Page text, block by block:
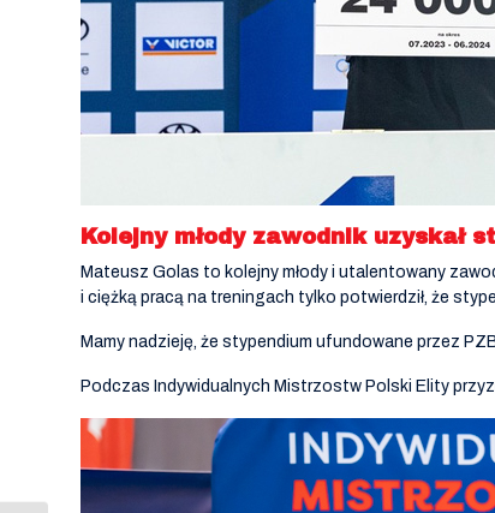
Kolejny młody zawodnik uzyskał
Mateusz Golas to kolejny młody i utalentowany
i ciężką pracą na treningach tylko potwierdził, że
Mamy nadzieję, że stypendium ufundowane przez
Podczas Indywidualnych Mistrzostw Polski Elity